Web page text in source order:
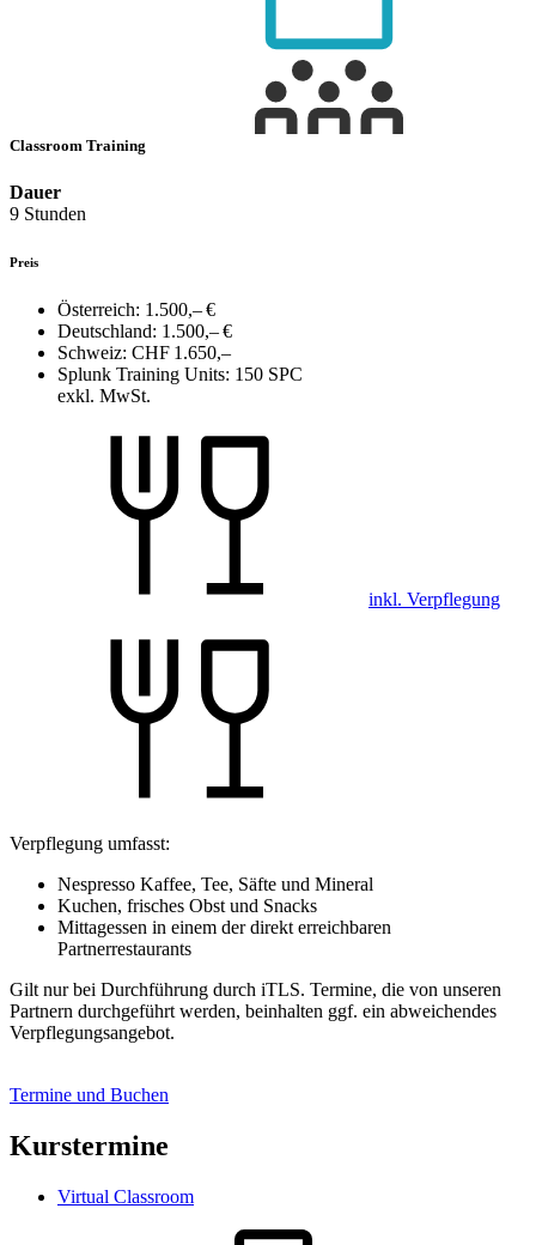
Classroom Training
Dauer
9 Stunden
Preis
Österreich: 1.500,– €
Deutschland: 1.500,– €
Schweiz: CHF 1.650,–
Splunk Training Units: 150 SPC
exkl. MwSt.
inkl. Verpflegung
Verpflegung umfasst:
Nespresso Kaffee, Tee, Säfte und Mineral
Kuchen, frisches Obst und Snacks
Mittagessen in einem der direkt erreichbaren
Partnerrestaurants
Gilt nur bei Durchführung durch iTLS. Termine, die von unseren
Partnern durchgeführt werden, beinhalten ggf. ein abweichendes
Verpflegungsangebot.
Termine und Buchen
Kurstermine
Virtual Classroom